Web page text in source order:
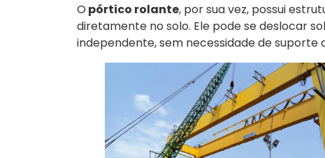
O pórtico rolante, por sua vez, possui
diretamente no solo. Ele pode se deslocar
independente, sem necessidade de suporte